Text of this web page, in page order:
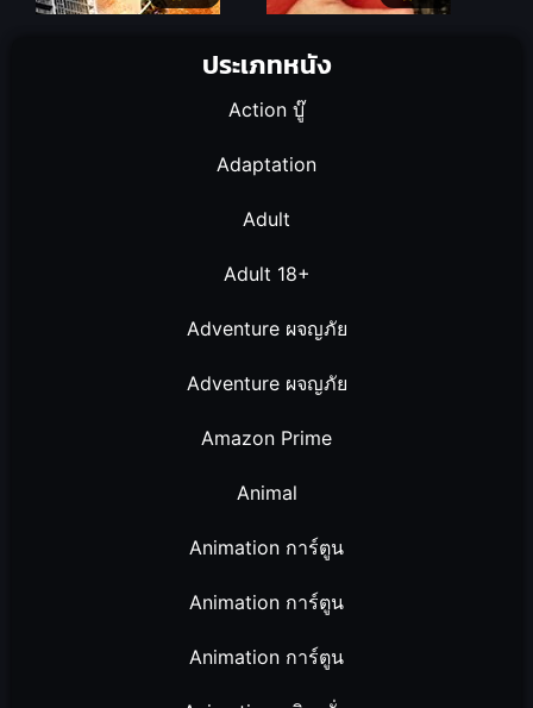
ประเภทหนัง
Action บู๊
Adaptation
Adult
Adult 18+
Adventure ผจญภัย
Adventure ผจญภัย
Amazon Prime
Animal
Animation การ์ตูน
Animation การ์ตูน
Animation การ์ตูน